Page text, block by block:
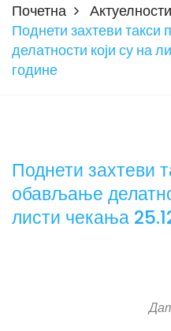
Почетна Актуелности
Поднети захтеви
делатности који су на
године
Поднети захтеви
обављање
листи чекања